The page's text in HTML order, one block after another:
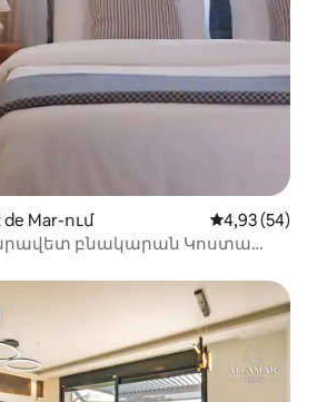
Mar-ում Միջին
4,93 (54)
բնակարան Կոստա